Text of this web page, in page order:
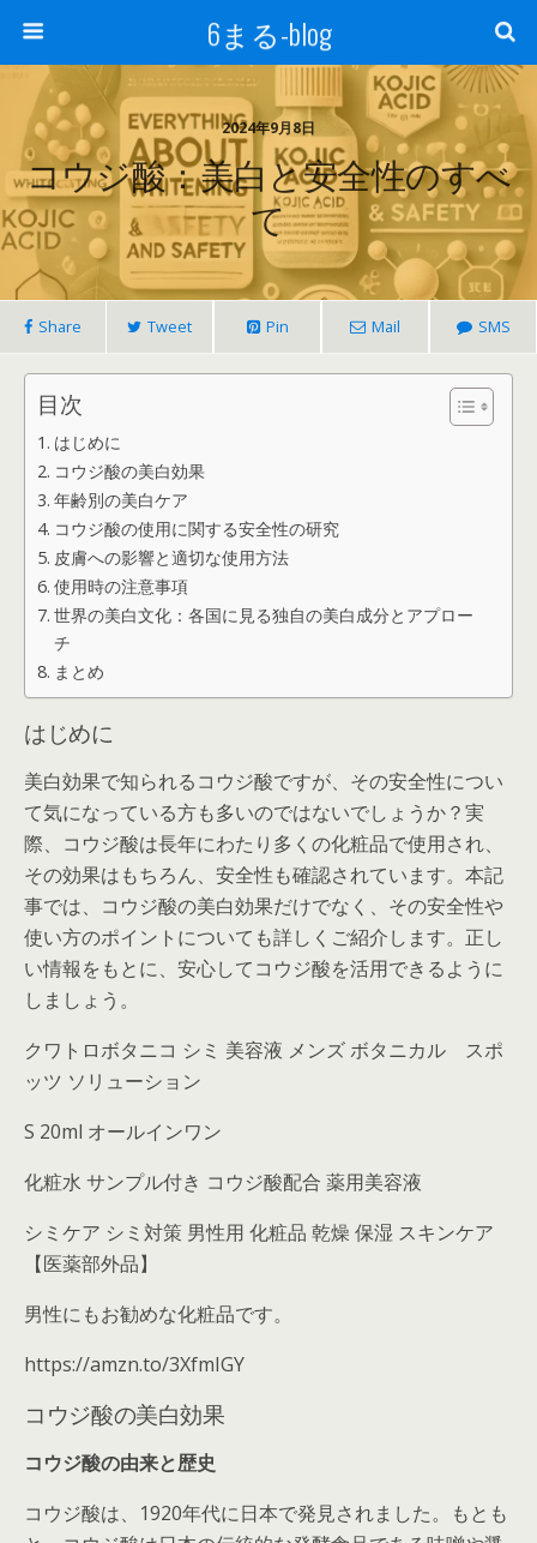
6まる-blog
2024年9月8日
コウジ酸：美白と安全性のすべ
て
Share Tweet Pin Mail SMS
目次
はじめに
コウジ酸の美白効果
年齢別の美白ケア
コウジ酸の使用に関する安全性の研究
皮膚への影響と適切な使用方法
使用時の注意事項
世界の美白文化：各国に見る独自の美白成分とアプロー
チ
まとめ
はじめに
美白効果で知られるコウジ酸ですが、その安全性につい
て気になっている方も多いのではないでしょうか？実
際、コウジ酸は長年にわたり多くの化粧品で使用され、
その効果はもちろん、安全性も確認されています。本記
事では、コウジ酸の美白効果だけでなく、その安全性や
使い方のポイントについても詳しくご紹介します。正し
い情報をもとに、安心してコウジ酸を活用できるように
しましょう。
クワトロボタニコ シミ 美容液 メンズ ボタニカル スポ
ッツ ソリューション
S 20ml オールインワン
化粧水 サンプル付き コウジ酸配合 薬用美容液
シミケア シミ対策 男性用 化粧品 乾燥 保湿 スキンケア
【医薬部外品】
男性にもお勧めな化粧品です。
https://amzn.to/3XfmIGY
コウジ酸の美白効果
コウジ酸の由来と歴史
コウジ酸は、1920年代に日本で発見されました。もとも